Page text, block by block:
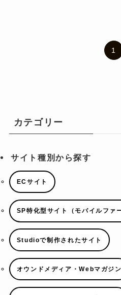
1
カテゴリー
サイト種別から探す
ECサイト
SP特化型サイト（モバイルファ
Studioで制作されたサイト
オウンドメディア・Webマガジン